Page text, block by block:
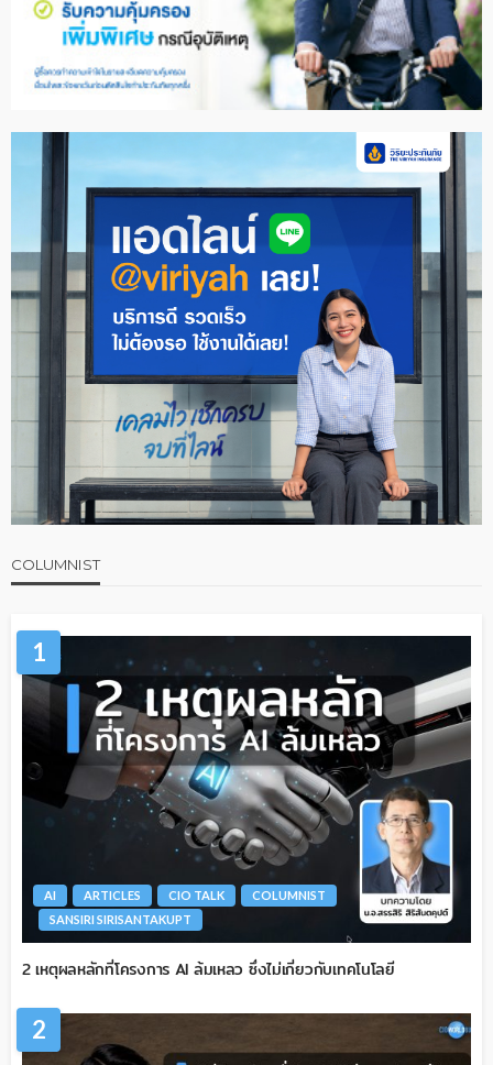
COLUMNIST
1
AI ARTICLES CIO TALK
COLUMNIST
SANSIRI SIRISANTAKUPT
2 เหตุผลหลักที่โครงการ AI ล้มเหลว ซึ่งไม่เกี่ยวกับเทคโนโลยี
2